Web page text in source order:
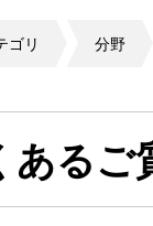
ゴリ 分野
あるご